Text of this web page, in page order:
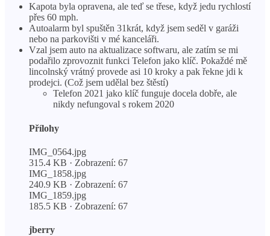
Kapota byla opravena, ale teď se třese, když jedu rychlostí
přes 60 mph.
Autoalarm byl spuštěn 31krát, když jsem seděl v garáži
nebo na parkovišti v mé kanceláři.
Vzal jsem auto na aktualizace softwaru, ale zatím se mi
podařilo zprovoznit funkci Telefon jako klíč. Pokaždé mě
lincolnský vrátný provede asi 10 kroky a pak řekne jdi k
prodejci. (Což jsem udělal bez štěstí)
Telefon 2021 jako klíč funguje docela dobře, ale
nikdy nefungoval s rokem 2020
Přílohy
IMG_0564.jpg
315.4 KB · Zobrazení: 67
IMG_1858.jpg
240.9 KB · Zobrazení: 67
IMG_1859.jpg
185.5 KB · Zobrazení: 67
jberry